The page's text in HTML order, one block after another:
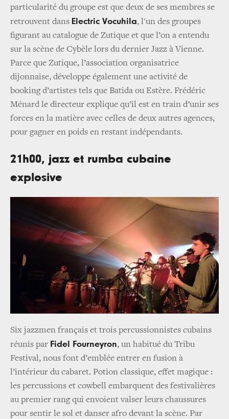
particularité du groupe est que deux de ses membres se
retrouvent dans Electric Vocuhila, l'un des groupes
figurant au catalogue de Zutique et que l’on a entendu
sur la scène de Cybèle lors du dernier Jazz à Vienne.
Parce que Zutique, l’association organisatrice
dijonnaise, développe également une activité de
booking d’artistes tels que Batida ou Estère. Frédéric
Ménard le directeur explique qu’il est en train d’unir ses
forces en la matière avec celles de deux autres agences,
pour gagner en poids en restant indépendants.
21h00, jazz et rumba cubaine
explosive
Six jazzmen français et trois percussionnistes cubains
réunis par Fidel Fourneyron, un habitué du Tribu
Festival, nous font d’emblée entrer en fusion à
l’intérieur du cabaret. Potion classique, effet magique :
les percussions et cowbell embarquent des festivalières
au premier rang qui envoient valser leurs chaussures
pour sentir le sol et danser afro devant la scène. Par